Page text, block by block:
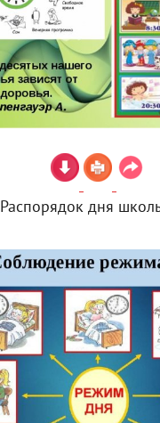
Распорядок дня